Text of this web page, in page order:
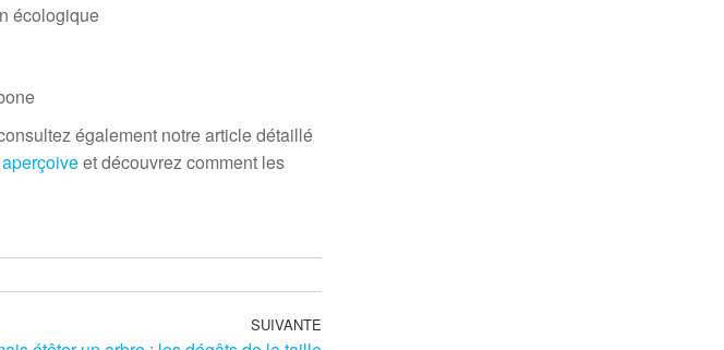
écologique
également notre article détaillé
et découvrez comment les
Article
SUIVANTE